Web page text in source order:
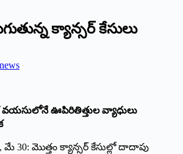
క్యాన్సర్ కేసులు
వయసులోనే ఊపిరితిత్తుల వ్యాధులు
30: మొత్తం క్యాన్సర్ కేసుల్లో దాదాపు